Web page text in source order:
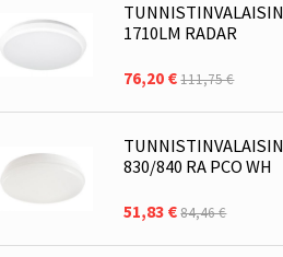
1710LM RADAR
76,20 €111,75 €
830/840 RA PCO WH
51,83 €84,46 €